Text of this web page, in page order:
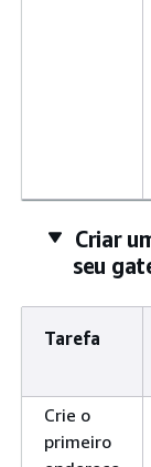
Criar
seu
Tarefa
Crie o
primeiro